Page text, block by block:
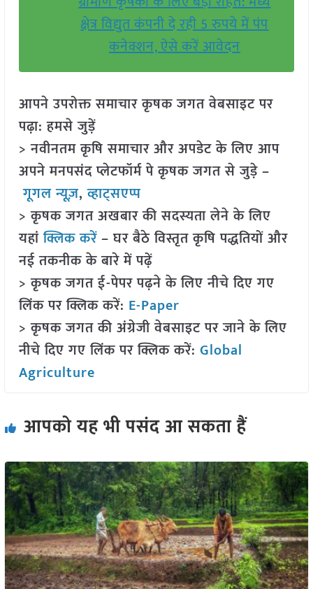
क्षेत्र विद्युत कंपनी दे रही 5 रुपये में पंप
कनेक्शन, ऐसे करें आवेदन
आपने उपरोक्त समाचार कृषक जगत वेबसाइट पर
पढ़ा: हमसे जुड़ें
> नवीनतम कृषि समाचार और अपडेट के लिए आप
अपने मनपसंद प्लेटफॉर्म पे कृषक जगत से जुड़े –
गूगल न्यूज़,व्हाट्सएप्प
> कृषक जगत अखबार की सदस्यता लेने के लिए
यहांक्लिक करें– घर बैठे विस्तृत कृषि पद्धतियों और
नई तकनीक के बारे में पढ़ें
> कृषक जगत ई-पेपर पढ़ने के लिए नीचे दिए गए
लिंक पर क्लिक करें: E-Paper
> कृषक जगत की अंग्रेजी वेबसाइट पर जाने के लिए
नीचे दिए गए लिंक पर क्लिक करें: Global
Agriculture
आपको यह भी पसंद आ सकता हैं